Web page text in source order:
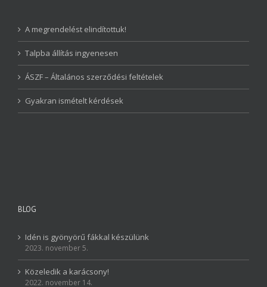
A megrendelést elindítottuk!
Talpba állítás ingyenesen
ÁSZF – Általános szerződési feltételek
Gyakran ismételt kérdések
BLOG
Idén is gyönyörű fákkal készülünk
2023. november 5.
Közeledik a karácsony!
2022. november 14.